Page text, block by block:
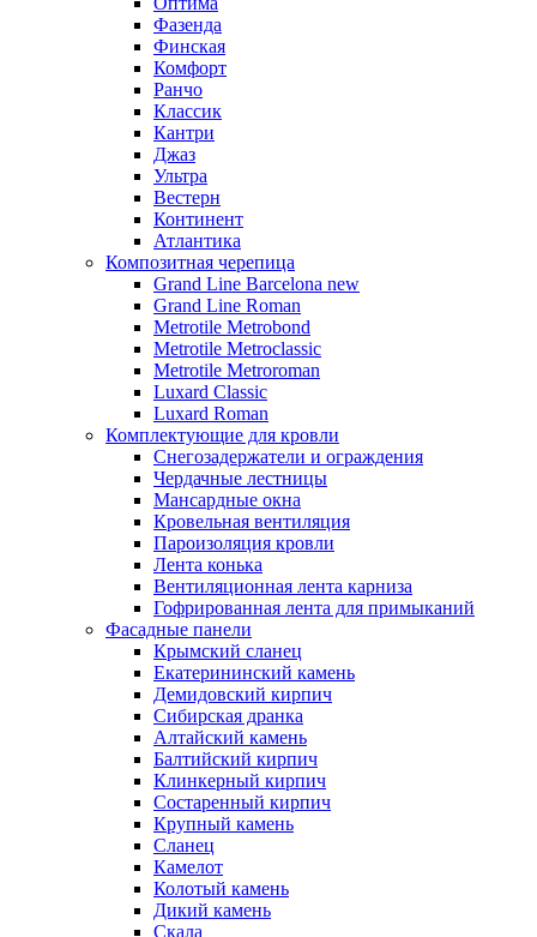
Фазенда
Финская
Комфорт
Ранчо
Классик
Кантри
Джаз
Ультра
Вестерн
Континент
Атлантика
Композитная черепица
Grand Line Barcelona new
Grand Line Roman
Metrotile Metrobond
Metrotile Metroclassic
Metrotile Metroroman
Luxard Classic
Luxard Roman
Комплектующие для кровли
Снегозадержатели и ограждения
Чердачные лестницы
Мансардные окна
Кровельная вентиляция
Пароизоляция кровли
Лента конька
Вентиляционная лента карниза
Гофрированная лента для примыканий
Фасадные панели
Крымский сланец
Екатерининский камень
Демидовский кирпич
Сибирская дранка
Алтайский камень
Балтийский кирпич
Клинкерный кирпич
Состаренный кирпич
Крупный камень
Сланец
Камелот
Колотый камень
Дикий камень
Скала